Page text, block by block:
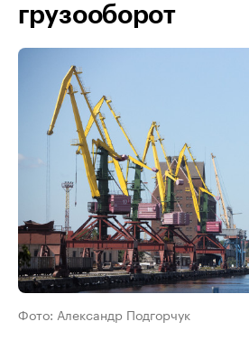
грузооборот
Фото: Александр Подгорчук